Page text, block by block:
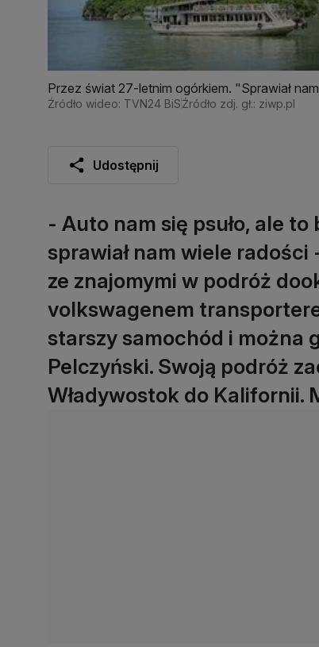
Przez świat 27-letnim ogórkiem. "Sprawiał
Źródło wideo: TVN24 BiSŹródło zdj. gł.: ziwp.pl
Udostępnij
- Auto nam się psuło, ale
sprawiał nam wiele
ze znajomymi w podróż
volkswagenem
starszy samochód i można
Pelczyński. Swoją podróż
Władywostok do Kalifornii.